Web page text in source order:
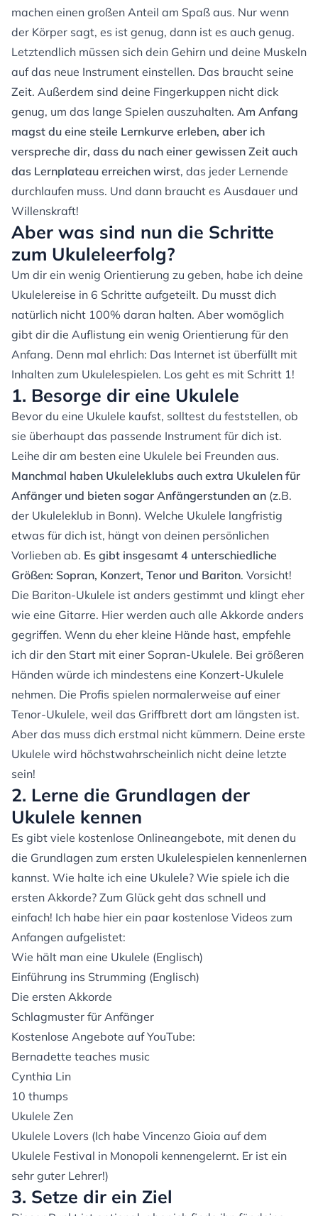
machen einen großen Anteil am Spaß aus. Nur wenn
der Körper sagt, es ist genug, dann ist es auch genug.
Letztendlich müssen sich dein Gehirn und deine Muskeln
auf das neue Instrument einstellen. Das braucht seine
Zeit. Außerdem sind deine Fingerkuppen nicht dick
genug, um das lange Spielen auszuhalten. Am Anfang
magst du eine steile Lernkurve erleben, aber ich
verspreche dir, dass du nach einer gewissen Zeit auch
das Lernplateau erreichen wirst, das jeder Lernende
durchlaufen muss. Und dann braucht es Ausdauer und
Willenskraft!
Aber was sind nun die Schritte
zum Ukuleleerfolg?
Um dir ein wenig Orientierung zu geben, habe ich deine
Ukulelereise in 6 Schritte aufgeteilt. Du musst dich
natürlich nicht 100% daran halten. Aber womöglich
gibt dir die Auflistung ein wenig Orientierung für den
Anfang. Denn mal ehrlich: Das Internet ist überfüllt mit
Inhalten zum Ukulelespielen. Los geht es mit Schritt 1!
1. Besorge dir eine Ukulele
Bevor du eine Ukulele kaufst, solltest du feststellen, ob
sie überhaupt das passende Instrument für dich ist.
Leihe dir am besten eine Ukulele bei Freunden aus.
Manchmal haben Ukuleleklubs auch extra Ukulelen für
Anfänger und bieten sogar Anfängerstunden an (z.B.
der Ukuleleklub in Bonn). Welche Ukulele langfristig
etwas für dich ist, hängt von deinen persönlichen
Vorlieben ab. Es gibt insgesamt 4 unterschiedliche
Größen: Sopran, Konzert, Tenor und Bariton. Vorsicht!
Die Bariton-Ukulele ist anders gestimmt und klingt eher
wie eine Gitarre. Hier werden auch alle Akkorde anders
gegriffen. Wenn du eher kleine Hände hast, empfehle
ich dir den Start mit einer Sopran-Ukulele. Bei größeren
Händen würde ich mindestens eine Konzert-Ukulele
nehmen. Die Profis spielen normalerweise auf einer
Tenor-Ukulele, weil das Griffbrett dort am längsten ist.
Aber das muss dich erstmal nicht kümmern. Deine erste
Ukulele wird höchstwahrscheinlich nicht deine letzte
sein!
2. Lerne die Grundlagen der
Ukulele kennen
Es gibt viele kostenlose Onlineangebote, mit denen du
die Grundlagen zum ersten Ukulelespielen kennenlernen
kannst. Wie halte ich eine Ukulele? Wie spiele ich die
ersten Akkorde? Zum Glück geht das schnell und
einfach! Ich habe hier ein paar kostenlose Videos zum
Anfangen aufgelistet:
Wie hält man eine Ukulele (Englisch)
Einführung ins Strumming (Englisch)
Die ersten Akkorde
Schlagmuster für Anfänger
Kostenlose Angebote auf YouTube:
Bernadette teaches music
Cynthia Lin
10 thumps
Ukulele Zen
Ukulele Lovers (Ich habe Vincenzo Gioia auf dem
Ukulele Festival in Monopoli kennengelernt. Er ist ein
sehr guter Lehrer!)
3. Setze dir ein Ziel